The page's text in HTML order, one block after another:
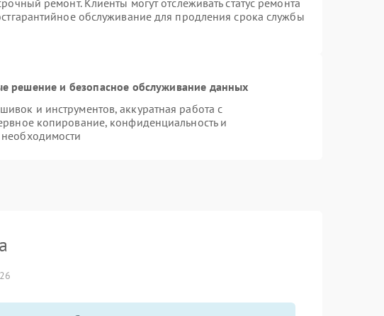
ремонт. Клиенты могут отслеживать статус ремонта
обслуживание для продления срока службы
решение и безопасное обслуживание данных
и инструментов, аккуратная работа с
копирование, конфиденциальность и